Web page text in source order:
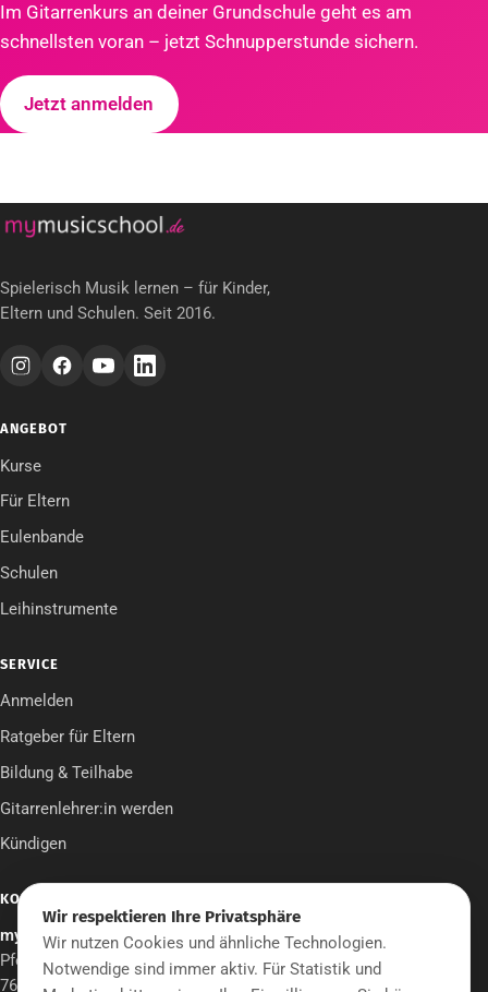
Im Gitarrenkurs an deiner Grundschule geht es am
schnellsten voran – jetzt Schnupperstunde sichern.
Jetzt anmelden
Spielerisch Musik lernen – für Kinder,
Eltern und Schulen. Seit 2016.
ANGEBOT
Kurse
Für Eltern
Eulenbande
Schulen
Leihinstrumente
SERVICE
Anmelden
Ratgeber für Eltern
Bildung & Teilhabe
Gitarrenlehrer:in werden
Kündigen
KONTAKT
mymusicschool UG
Pfeifenstraße 12
76706 Dettenheim
Wir respektieren Ihre Privatsphäre
Wir nutzen Cookies und ähnliche Technologien.
Notwendige sind immer aktiv. Für Statistik und